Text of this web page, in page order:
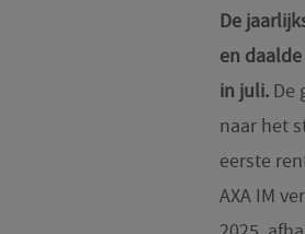
De
en
in juli. De
naar het
eerste
AXA IM